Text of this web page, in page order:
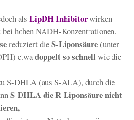
als LipDH Inhibitorwirken –
hohen NADH-Konzentrationen.
reduziert dieS-Liponsäure(unter
etwadoppelt so schnell wie die
S-DHLA (aus S-ALA), durch die
S-DHLA die R-Liponsäure nicht